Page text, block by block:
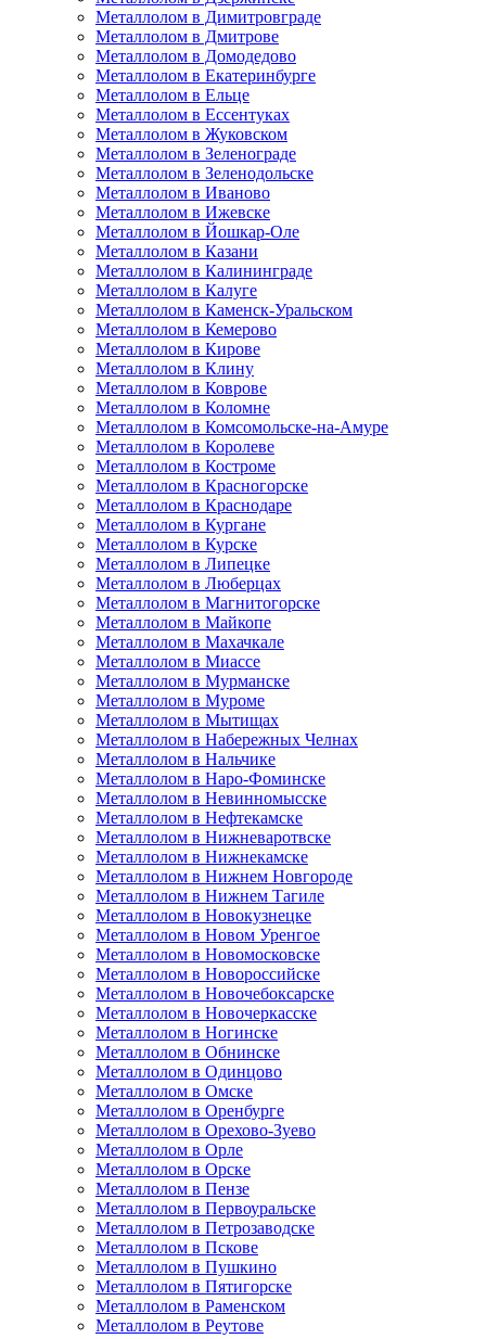
Металлолом в Димитровграде
Металлолом в Дмитрове
Металлолом в Домодедово
Металлолом в Екатеринбурге
Металлолом в Ельце
Металлолом в Ессентуках
Металлолом в Жуковском
Металлолом в Зеленограде
Металлолом в Зеленодольске
Металлолом в Иваново
Металлолом в Ижевске
Металлолом в Йошкар-Оле
Металлолом в Казани
Металлолом в Калининграде
Металлолом в Калуге
Металлолом в Каменск-Уральском
Металлолом в Кемерово
Металлолом в Кирове
Металлолом в Клину
Металлолом в Коврове
Металлолом в Коломне
Металлолом в Комсомольске-на-Амуре
Металлолом в Королеве
Металлолом в Костроме
Металлолом в Красногорске
Металлолом в Краснодаре
Металлолом в Кургане
Металлолом в Курске
Металлолом в Липецке
Металлолом в Люберцах
Металлолом в Магнитогорске
Металлолом в Майкопе
Металлолом в Махачкале
Металлолом в Миассе
Металлолом в Мурманске
Металлолом в Муроме
Металлолом в Мытищах
Металлолом в Набережных Челнах
Металлолом в Нальчике
Металлолом в Наро-Фоминске
Металлолом в Невинномысске
Металлолом в Нефтекамске
Металлолом в Нижневаротвске
Металлолом в Нижнекамске
Металлолом в Нижнем Новгороде
Металлолом в Нижнем Тагиле
Металлолом в Новокузнецке
Металлолом в Новом Уренгое
Металлолом в Новомосковске
Металлолом в Новороссийске
Металлолом в Новочебоксарске
Металлолом в Новочеркасске
Металлолом в Ногинске
Металлолом в Обнинске
Металлолом в Одинцово
Металлолом в Омске
Металлолом в Оренбурге
Металлолом в Орехово-Зуево
Металлолом в Орле
Металлолом в Орске
Металлолом в Пензе
Металлолом в Первоуральске
Металлолом в Петрозаводске
Металлолом в Пскове
Металлолом в Пушкино
Металлолом в Пятигорске
Металлолом в Раменском
Металлолом в Реутове